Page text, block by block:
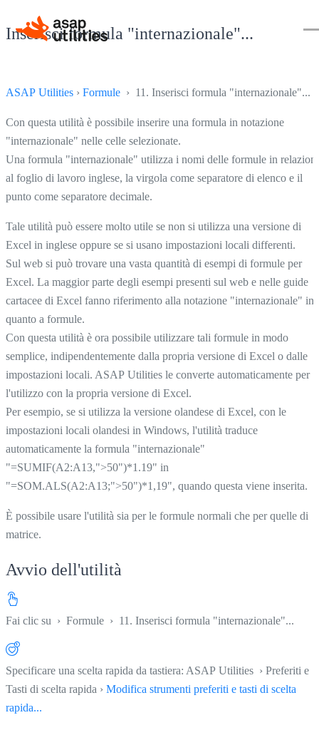
Inserisci formula "internazionale"...
ASAP Utilities › Formule › 11. Inserisci formula "internazionale"...
Con questa utilità è possibile inserire una formula in notazione
"internazionale" nelle celle selezionate.
Una formula "internazionale" utilizza i nomi delle formule in
al foglio di lavoro inglese, la virgola come separatore di elenco e il
punto come separatore decimale.
Tale utilità può essere molto utile se non si utilizza una versione di
Excel in inglese oppure se si usano impostazioni locali differenti.
Sul web si può trovare una vasta quantità di esempi di formule per
Excel. La maggior parte degli esempi presenti sul web e nelle guide
cartacee di Excel fanno riferimento alla notazione "internazionale" in
quanto a formule.
Con questa utilità è ora possibile utilizzare tali formule in modo
semplice, indipendentemente dalla propria versione di Excel o dalle
impostazioni locali. ASAP Utilities le converte automaticamente per
l'utilizzo con la propria versione di Excel.
Per esempio, se si utilizza la versione olandese di Excel, con le
impostazioni locali olandesi in Windows, l'utilità traduce
automaticamente la formula "internazionale"
"=SUMIF(A2:A13,">50")*1.19" in
"=SOM.ALS(A2:A13;">50")*1,19", quando questa viene inserita.
È possibile usare l'utilità sia per le formule normali che per quelle di
matrice.
Avvio dell'utilità
Fai clic su › Formule › 11. Inserisci formula "internazionale"...
Specificare una scelta rapida da tastiera: ASAP Utilities › Preferiti e
Tasti di scelta rapida › Modifica strumenti preferiti e tasti di scelta
rapida...